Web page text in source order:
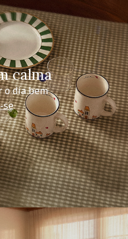
calma
o dia bem
se